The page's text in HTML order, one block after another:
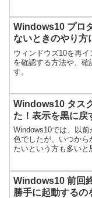
Windows10 プロ
ないときのやり方
ウィンドウズ10を再
を確認する方法や、確
す。
Windows10 タス
た！表示を黒に戻
Windows10では、以
色でしたが、いつから
たいという方も多いと
Windows10 前回
勝手に起動するの